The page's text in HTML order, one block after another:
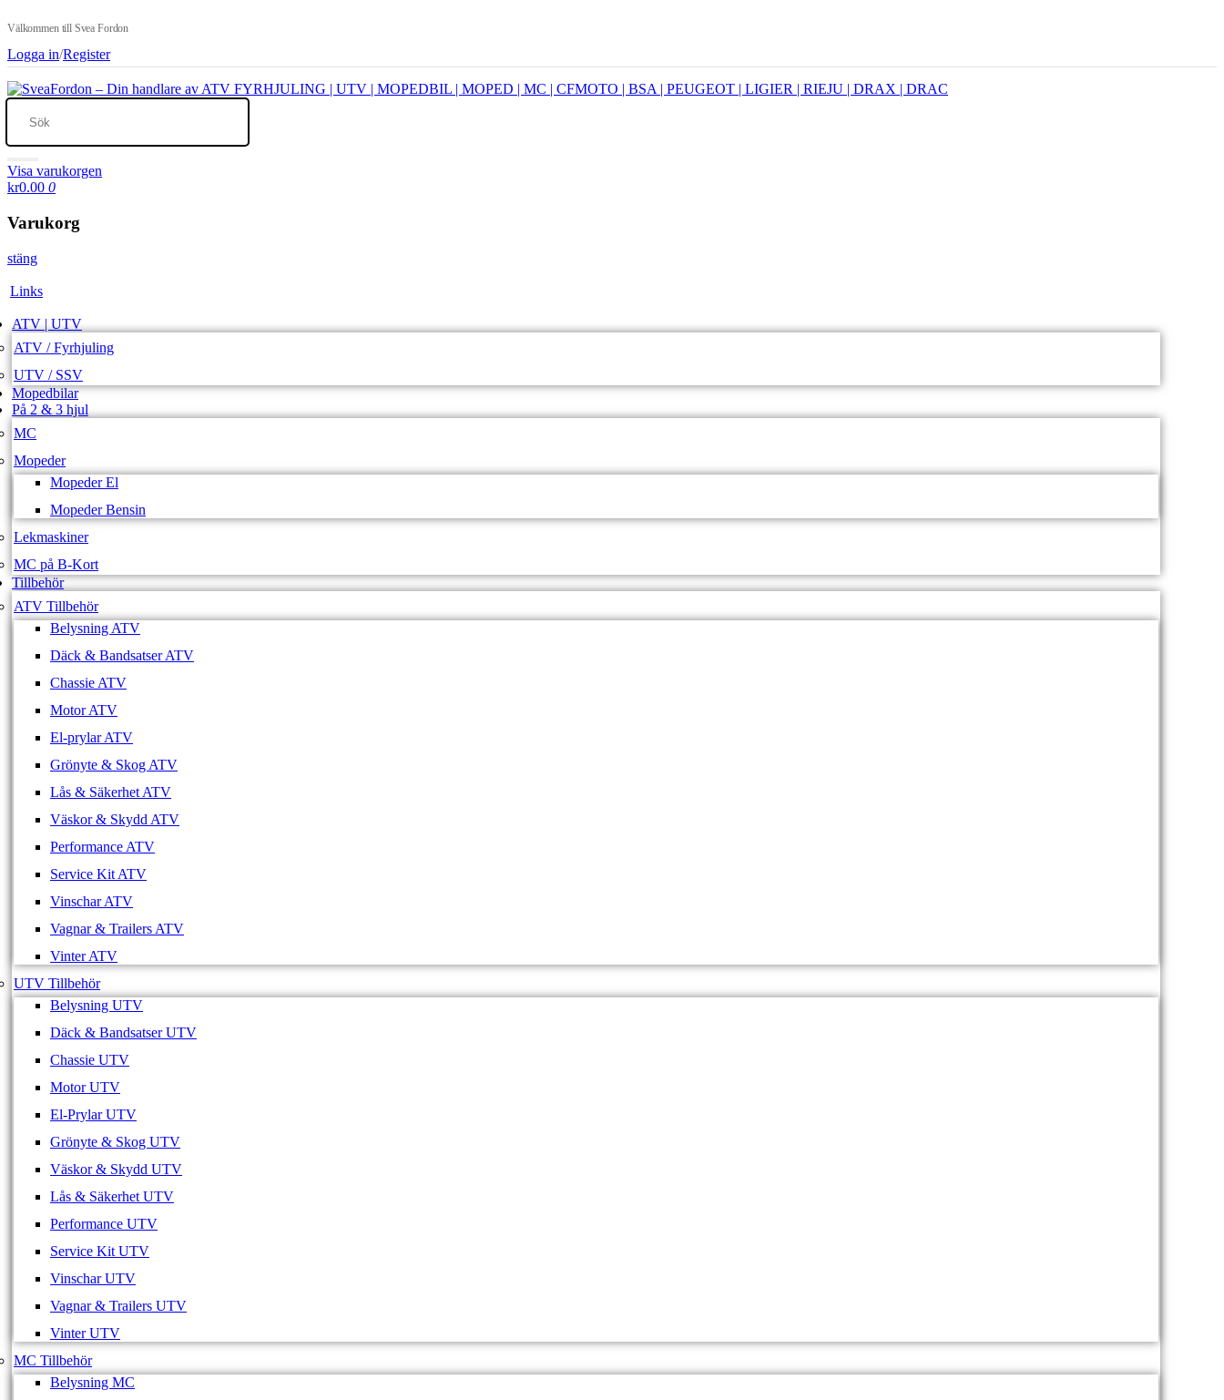
Välkommen till Svea Fordon
Logga in/Register
Visa varukorgen
kr0.00 0
Varukorg
stäng
Links
ATV | UTV
ATV / Fyrhjuling
UTV / SSV
Mopedbilar
På 2 & 3 hjul
MC
Mopeder
Mopeder El
Mopeder Bensin
Lekmaskiner
MC på B-Kort
Tillbehör
ATV Tillbehör
Belysning ATV
Däck & Bandsatser ATV
Chassie ATV
Motor ATV
El-prylar ATV
Grönyte & Skog ATV
Lås & Säkerhet ATV
Väskor & Skydd ATV
Performance ATV
Service Kit ATV
Vinschar ATV
Vagnar & Trailers ATV
Vinter ATV
UTV Tillbehör
Belysning UTV
Däck & Bandsatser UTV
Chassie UTV
Motor UTV
El-Prylar UTV
Grönyte & Skog UTV
Väskor & Skydd UTV
Lås & Säkerhet UTV
Performance UTV
Service Kit UTV
Vinschar UTV
Vagnar & Trailers UTV
Vinter UTV
MC Tillbehör
Belysning MC